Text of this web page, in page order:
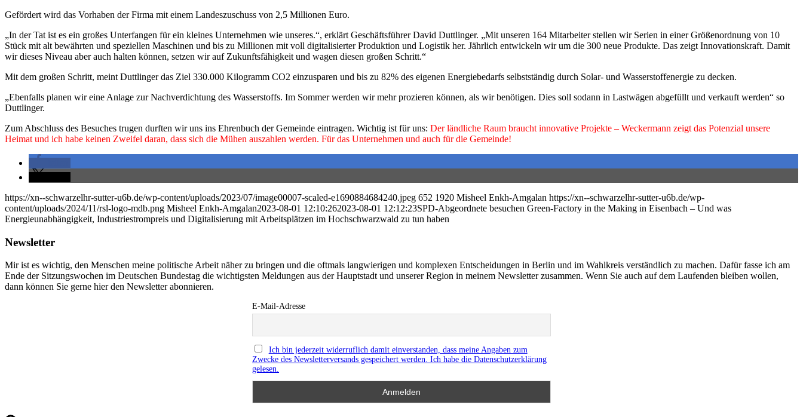
Gefördert wird das Vorhaben der Firma mit einem Landeszuschuss von 2,5 Millionen Euro.
„In der Tat ist es ein großes Unterfangen für ein kleines Unternehmen wie unseres.“, erklärt Geschäftsführer David Duttlinger. „Mit unseren 164 Mitarbeiter stellen wir Serien in einer Größenordnung von 10
Stück mit alt bewährten und speziellen Maschinen und bis zu Millionen mit voll digitalisierter Produktion und Logistik her. Jährlich entwickeln wir um die 300 neue Produkte. Das zeigt Innovationskraft. Damit
wir dieses Niveau aber auch halten können, setzen wir auf Zukunftsfähigkeit und wagen diesen großen Schritt.“
Mit dem großen Schritt, meint Duttlinger das Ziel 330.000 Kilogramm CO2 einzusparen und bis zu 82% des eigenen Energiebedarfs selbstständig durch Solar- und Wasserstoffenergie zu decken.
„Ebenfalls planen wir eine Anlage zur Nachverdichtung des Wasserstoffs. Im Sommer werden wir mehr prozieren können, als wir benötigen. Dies soll sodann in Lastwägen abgefüllt und verkauft werden“ so
Duttlinger.
Zum Abschluss des Besuches trugen durften wir uns ins Ehrenbuch der Gemeinde eintragen. Wichtig ist für uns: Der ländliche Raum braucht innovative Projekte – Weckermann zeigt das Potenzial unsere
Heimat und ich habe keinen Zweifel daran, dass sich die Mühen auszahlen werden. Für das Unternehmen und auch für die Gemeinde!
https://xn--schwarzelhr-sutter-u6b.de/wp-content/uploads/2023/07/image00007-scaled-e1690884684240.jpeg 652 1920 Misheel Enkh-Amgalan https://xn--schwarzelhr-sutter-u6b.de/wp-
content/uploads/2024/11/rsl-logo-mdb.png Misheel Enkh-Amgalan2023-08-01 12:10:262023-08-01 12:12:23SPD-Abgeordnete besuchen Green-Factory in the Making in Eisenbach – Und was
Energieunabhängigkeit, Industriestrompreis und Digitalisierung mit Arbeitsplätzen im Hochschwarzwald zu tun haben
Newsletter
Mir ist es wichtig, den Menschen meine politische Arbeit näher zu bringen und die oftmals langwierigen und komplexen Entscheidungen in Berlin und im Wahlkreis verständlich zu machen. Dafür fasse ich am
Ende der Sitzungswochen im Deutschen Bundestag die wichtigsten Meldungen aus der Hauptstadt und unserer Region in meinem Newsletter zusammen. Wenn Sie auch auf dem Laufenden bleiben wollen,
dann können Sie gerne hier den Newsletter abonnieren.
E-Mail-Adresse
Ich bin jederzeit widerruflich damit einverstanden, dass meine Angaben zum
Zwecke des Newsletterversands gespeichert werden. Ich habe die Datenschutzerklärung
gelesen.